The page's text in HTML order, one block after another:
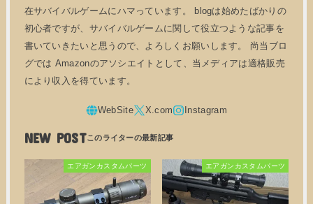
在サバイバルゲームにハマっています。 blogは始めたばかりの
初心者ですが、サバイバルゲームに関して役立つような記事を
書いていきたいと思うので、よろしくお願いします。 尚当ブロ
グでは Amazonのアソシエイトとして、当メディアは適格販売
により収入を得ています。
NEW POST
エアガンカスタムパーツ エアガンカスタムパーツ